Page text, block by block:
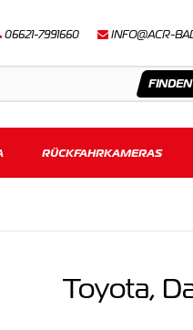
06621-7991660 INFO@ACR-
RÜCKFAHRKAMERAS
Toyota,